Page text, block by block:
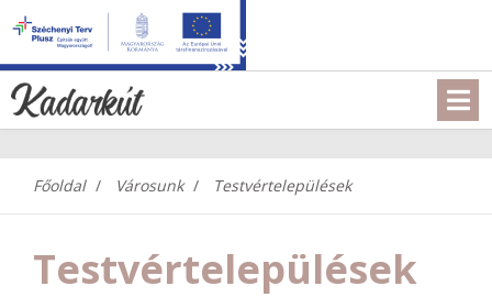
Főoldal Városunk Testvértelepülések
Testvértelepülések